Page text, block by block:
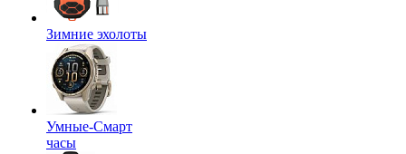
Зимние эхолоты
Умные-Смарт
часы